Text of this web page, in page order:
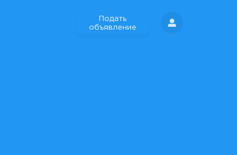
Подать
объявление